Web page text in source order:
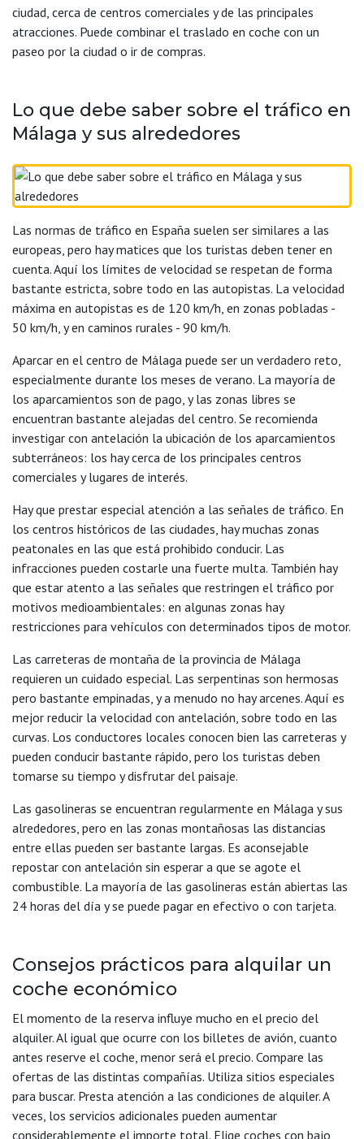
ciudad, cerca de centros comerciales y de las principales
atracciones. Puede combinar el traslado en coche con un
paseo por la ciudad o ir de compras.
Lo que debe saber sobre el tráfico en
Málaga y sus alrededores
Las normas de tráfico en España suelen ser similares a las
europeas, pero hay matices que los turistas deben tener en
cuenta. Aquí los límites de velocidad se respetan de forma
bastante estricta, sobre todo en las autopistas. La velocidad
máxima en autopistas es de 120 km/h, en zonas pobladas -
50 km/h, y en caminos rurales - 90 km/h.
Aparcar en el centro de Málaga puede ser un verdadero reto,
especialmente durante los meses de verano. La mayoría de
los aparcamientos son de pago, y las zonas libres se
encuentran bastante alejadas del centro. Se recomienda
investigar con antelación la ubicación de los aparcamientos
subterráneos: los hay cerca de los principales centros
comerciales y lugares de interés.
Hay que prestar especial atención a las señales de tráfico. En
los centros históricos de las ciudades, hay muchas zonas
peatonales en las que está prohibido conducir. Las
infracciones pueden costarle una fuerte multa. También hay
que estar atento a las señales que restringen el tráfico por
motivos medioambientales: en algunas zonas hay
restricciones para vehículos con determinados tipos de motor.
Las carreteras de montaña de la provincia de Málaga
requieren un cuidado especial. Las serpentinas son hermosas
pero bastante empinadas, y a menudo no hay arcenes. Aquí es
mejor reducir la velocidad con antelación, sobre todo en las
curvas. Los conductores locales conocen bien las carreteras y
pueden conducir bastante rápido, pero los turistas deben
tomarse su tiempo y disfrutar del paisaje.
Las gasolineras se encuentran regularmente en Málaga y sus
alrededores, pero en las zonas montañosas las distancias
entre ellas pueden ser bastante largas. Es aconsejable
repostar con antelación sin esperar a que se agote el
combustible. La mayoría de las gasolineras están abiertas las
24 horas del día y se puede pagar en efectivo o con tarjeta.
Consejos prácticos para alquilar un
coche económico
El momento de la reserva influye mucho en el precio del
alquiler. Al igual que ocurre con los billetes de avión, cuanto
antes reserve el coche, menor será el precio. Compare las
ofertas de las distintas compañías. Utiliza sitios especiales
para buscar. Presta atención a las condiciones de alquiler. A
veces, los servicios adicionales pueden aumentar
considerablemente el importe total. Elige coches con bajo